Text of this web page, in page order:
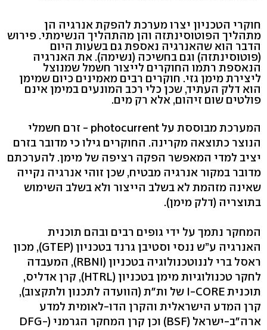
חוקרי הטכניון יצרו מערכת להפקת אנרגיה הן
מתהליך הפוטוסינתזה והן מהתהליך הנשימתי. פירוש
הדבר הוא שהאנרגיה נאספת גם בשעות היום
(פוטוסינתזה) וגם בחשיכה (נשימה). את האנרגיה
הנאספת רתמו החוקרים לייצור חשמל שמנוצל
ליצירת מימן גזי. חוקרים רבים מאמינים כיום שמימן
הוא דלק העתיד, שכן כלי רכב המונעים במימן אינם
פולטים שום זיהום, אלא רק מים.
המערכת מבוססת על photocurrent - זרם חשמלי
הנוצר כתוצאה מקרינה. החוקרים גילו כי מדובר בזרם
יציב למדי המאפשר הפקה רציפה של מימן. להערכתם
מדובר במקור אנרגיה מבטיח, שכן זוהי אנרגיה נקייה
שאינה מזהמת לא בשלב הייצור ולא בשלב השימוש
בתוצריה (דלק מימן).
המחקר נתמך על ידי גופים רבים ובהם תוכנית
האנרגיה ע”ש ננסי וסטיבן גרנד בטכניון (GTEP), מכון
ראסל ברי לננוטכנולוגיה בטכניון (RBNI), המעבדה
לחקר טכנולוגיות מימן בטכניון (HTRL), קרן אדליס,
תוכנית I-CORE של ות"ת (הוועדה לתכנון ולתקצוב),
קרן המדע הישראלית והקרן הדו-לאומית למדע
ארה"ב-ישראל (BSF) וכן קרן המחקר הגרמני (DFG-